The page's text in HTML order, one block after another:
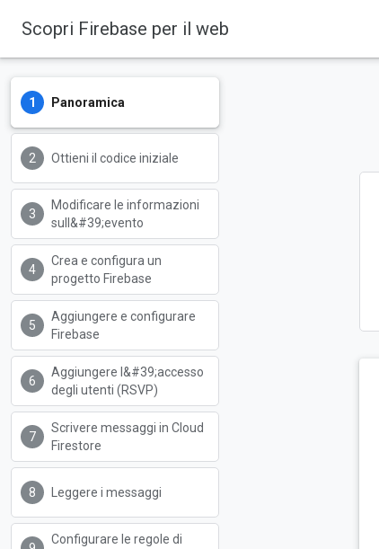
Firebase
Scopri Firebase per il web
Panoramica
Ottieni il codice iniziale
Modificare le informazioni
sull&#39;evento
Crea e configura un
progetto Firebase
Aggiungere e configurare
Firebase
Aggiungere l&#39;accesso
degli utenti (RSVP)
Scrivere messaggi in Cloud
Firestore
Leggere i messaggi
Configurare le regole di